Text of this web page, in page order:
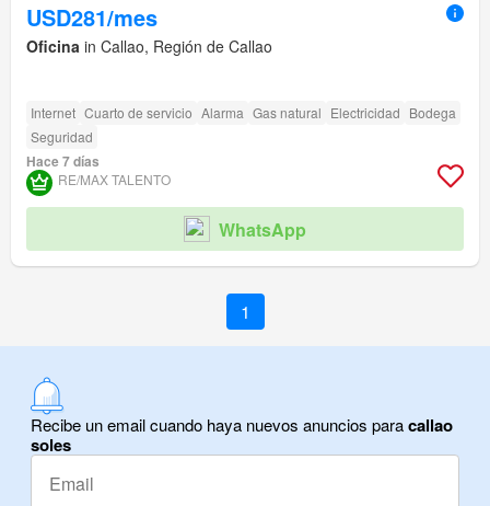
USD281/mes
Oficina in Callao, Región de Callao
Internet Cuarto de servicio Alarma Gas natural Electricidad Bodega
Seguridad
Hace 7 días
RE/MAX TALENTO
WhatsApp
1
Recibe un email cuando haya nuevos anuncios paracallao
soles